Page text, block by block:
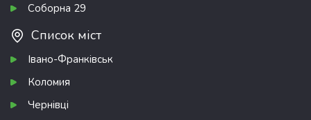
Соборна 29
Список міст
Івано-Франківськ
Коломия
Чернівці